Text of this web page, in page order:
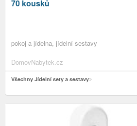
70 kousků
pokoj a jídelna, jídelní sestavy
DomovNabytek.cz
Všechny Jídelní sety a sestavy